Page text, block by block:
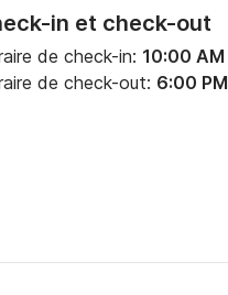
in et check-out
de check-in: 10:00 AM
de check-out: 6:00 PM